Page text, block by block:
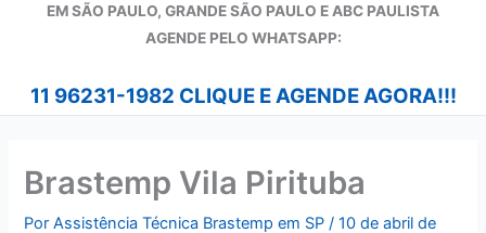
EM SÃO PAULO, GRANDE SÃO PAULO E ABC PAULISTA
AGENDE PELO WHATSAPP:
11 96231-1982 CLIQUE E AGENDE AGORA!!!
Brastemp Vila Pirituba
PorAssistência Técnica Brastemp em SP /10 de abril de